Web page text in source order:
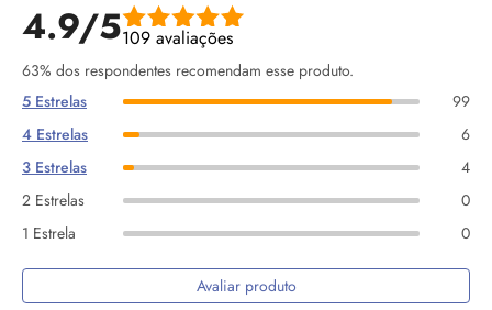
4.9/5109 avaliações
63% dos respondentes recomendam esse produto.
5 Estrelas
99
4 Estrelas
6
3 Estrelas
4
2 Estrelas
0
1 Estrela
0
Avaliar produto